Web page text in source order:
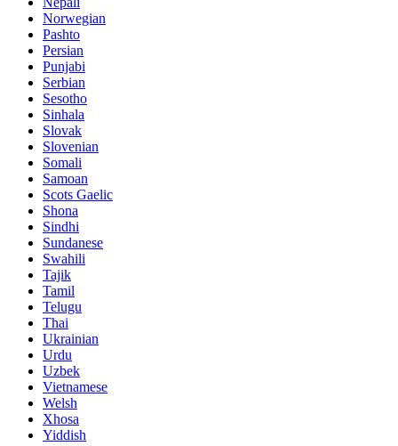
Norwegian
Pashto
Persian
Punjabi
Serbian
Sesotho
Sinhala
Slovak
Slovenian
Somali
Samoan
Scots Gaelic
Shona
Sindhi
Sundanese
Swahili
Tajik
Tamil
Telugu
Thai
Ukrainian
Urdu
Uzbek
Vietnamese
Welsh
Xhosa
Yiddish